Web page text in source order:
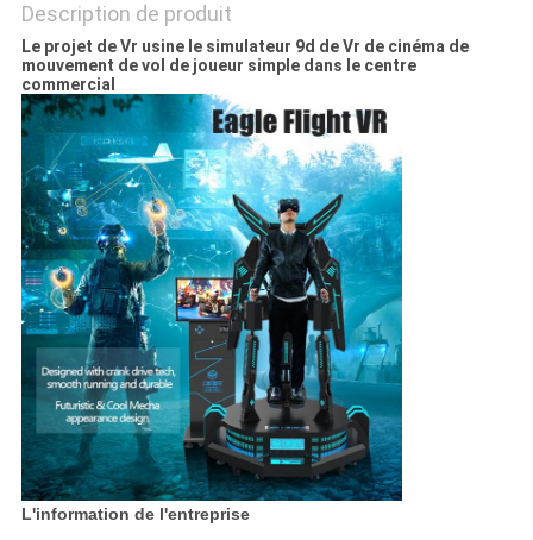
Description de produit
Le projet de Vr usine le simulateur 9d de Vr de cinéma de
mouvement de vol de joueur simple dans le centre
commercial
L'information de l'entreprise